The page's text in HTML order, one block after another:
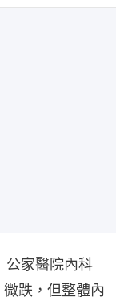
公家醫院內科
跌，但整體內